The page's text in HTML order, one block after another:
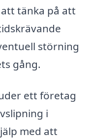
tänka på att
störning
gång.
ett företag
i
med att